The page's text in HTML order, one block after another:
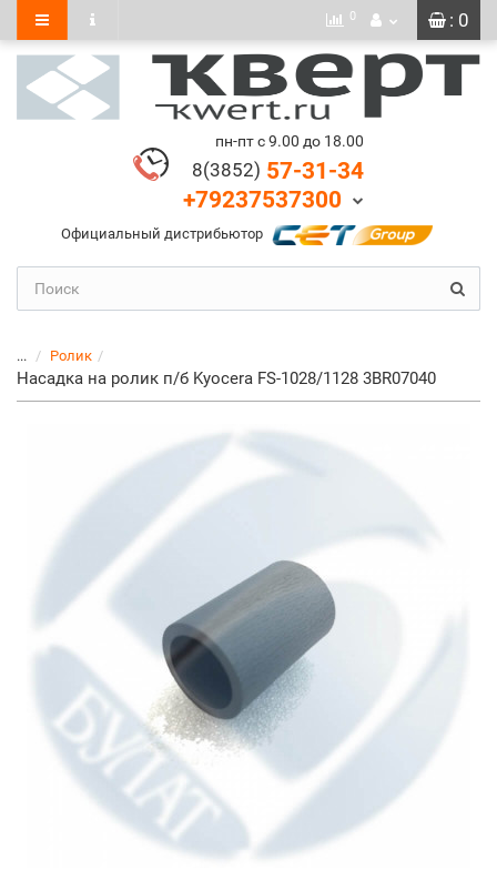
: 0
0
пн-пт с 9.00 до 18.00
8(3852) 57-31-34
+79237537300
Официальный дистрибьютор
... Ролик
Насадка на ролик п/б Kyocera FS-1028/1128 3BR07040